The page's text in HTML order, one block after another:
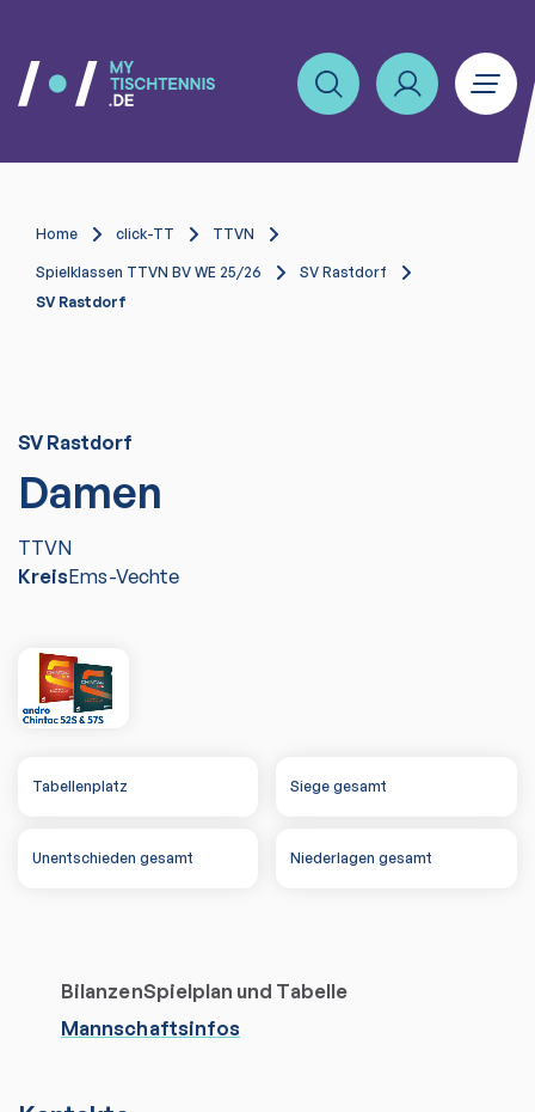
Home click-TT TTVN
Spielklassen TTVN BV WE 25/26
SV Rastdorf
SV Rastdorf
SV Rastdorf
Damen
TTVN
KreisEms-Vechte
Tabellenplatz Siege gesamt
Unentschieden gesamt Niederlagen gesamt
BilanzenSpielplan und Tabelle
Mannschaftsinfos